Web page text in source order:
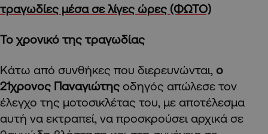
τραγωδίες μέσα σε λίγες ώρες (ΦΩΤΟ)
Το χρονικό της τραγωδίας
Κάτω από συνθήκες που διερευνώνται, ο
21χρονος Παναγιώτης οδηγός απώλεσε τον
έλεγχο της μοτοσικλέτας του, με αποτέλεσμα
αυτή να εκτραπεί, να προσκρούσει αρχικά σε